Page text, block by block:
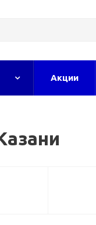
Акции